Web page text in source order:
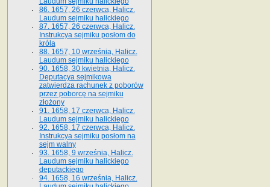
86. 1657, 26 czerwca, Halicz.
Laudum sejmiku halickiego
87. 1657, 26 czerwca, Halicz.
Instrukcya sejmiku posłom do
króla
88. 1657, 10 września, Halicz.
Laudum sejmiku halickiego
90. 1658, 30 kwietnia, Halicz.
Deputacya sejmikowa
zatwierdza rachunek z poborów
przez poborcę na sejmiku
złożony
91. 1658, 17 czerwca, Halicz.
Laudum sejmiku halickiego
92. 1658, 17 czerwca, Halicz.
Instrukcya sejmiku posłom na
sejm walny
93. 1658, 9 września, Halicz.
Laudum sejmiku halickiego
deputackiego
94. 1658, 16 września, Halicz.